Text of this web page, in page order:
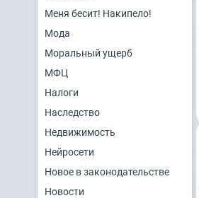
Меня бесит! Накипело!
Мода
Моральный ущерб
МФЦ
Налоги
Наследство
Недвижимость
Нейросети
Новое в законодательстве
Новости